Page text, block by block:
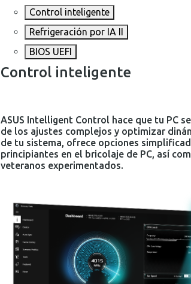
Control inteligente
Refrigeración por IA II
BIOS UEFI
Control inteligente
ASUS Intelligent Control hace que tu PC
de los ajustes complejos y optimizar
de tu sistema, ofrece opciones
principiantes en el bricolaje de PC, así
veteranos experimentados.